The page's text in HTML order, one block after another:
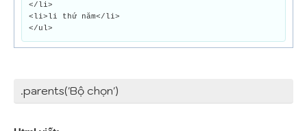
</li>
<li>li thứ năm</li>
</ul>
.parents('Bộ chọn')